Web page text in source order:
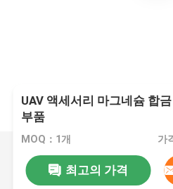
UAV 액세서리 마그네슘 합
부품
MOQ：1개
최고의 가격